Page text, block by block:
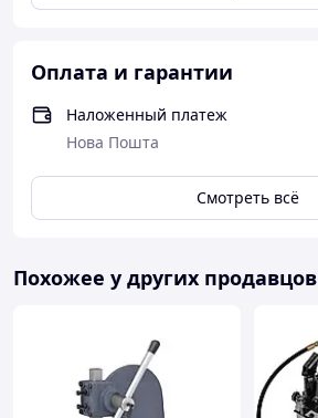
Оплата и гарантии
Наложенный платеж
Нова Пошта
Смотреть всё
Похожее у других продавцов